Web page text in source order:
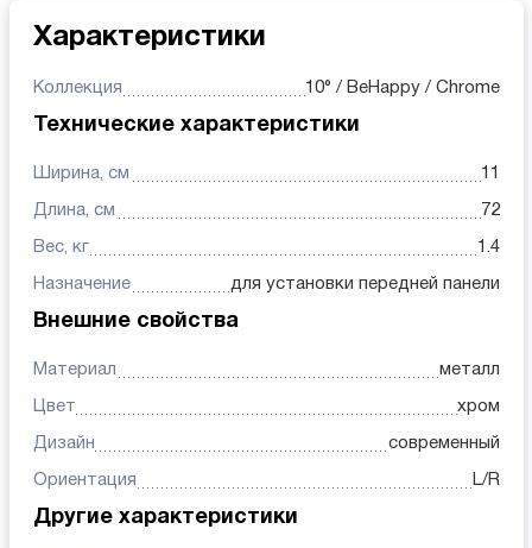
Характеристики
Коллекция 10° / BeHappy / Chrome
Технические характеристики
Ширина, см 11
Длина, см 72
Вес, кг 1.4
Назначение для установки передней панели
Внешние свойства
Материал металл
Цвет хром
Дизайн современный
Ориентация L/R
Другие характеристики